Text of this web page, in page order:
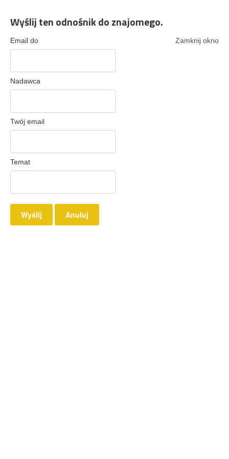
Wyślij ten odnośnik do znajomego.
Zamknij okno
Email do
Nadawca
Twój email
Temat
Wyślij Anuluj